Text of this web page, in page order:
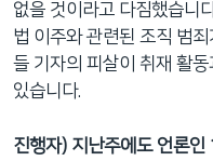
없을 것이라고 다짐했습니
법 이주와 관련된 조직 범
들 기자의 피살이 취재 활
있습니다.
진행자) 지난주에도 언론